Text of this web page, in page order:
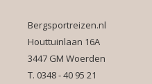
Bergsportreizen.nl
Houttuinlaan 16A
3447 GM Woerden
T. 0348 - 40 95 21